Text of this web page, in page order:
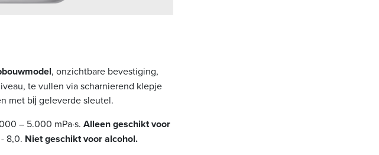
, onzichtbare bevestiging,
te vullen via scharnierend klepje
met bĳ geleverde sleutel.
– 5.000 mPa·s. Alleen geschikt voor
8,0. Niet geschikt voor alcohol.